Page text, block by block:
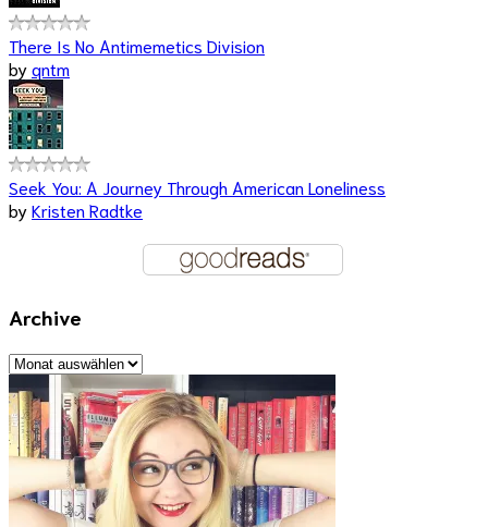
There Is No Antimemetics Division
byqntm
Seek You: A Journey Through American Loneliness
byKristen Radtke
Archive
Archive